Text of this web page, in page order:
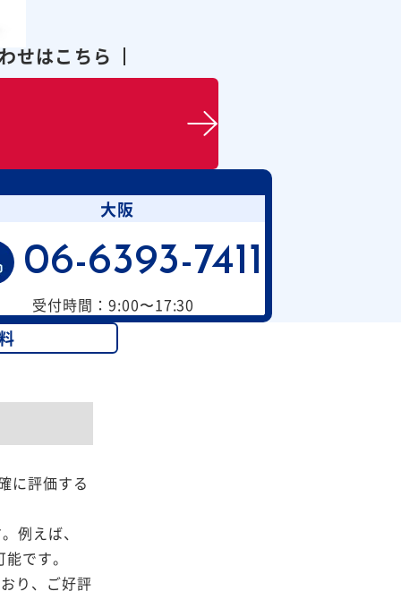
せはこちら
大阪
06-6393-7411
受付時間：9:00〜17:30
に評価する
例えば、
です。
り、ご好評